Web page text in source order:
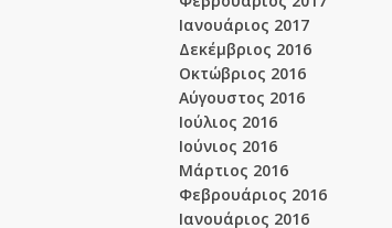
Ιανουάριος 2017
Δεκέμβριος 2016
Οκτώβριος 2016
Αύγουστος 2016
Ιούλιος 2016
Ιούνιος 2016
Μάρτιος 2016
Φεβρουάριος 2016
Ιανουάριος 2016